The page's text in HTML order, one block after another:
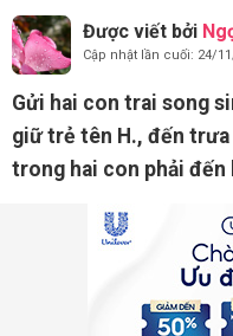
Được viết bởi
Cập nhật lần cuối: 24/
Gửi hai con trai song
giữ trẻ tên H., đến trưa
trong hai con phải đến